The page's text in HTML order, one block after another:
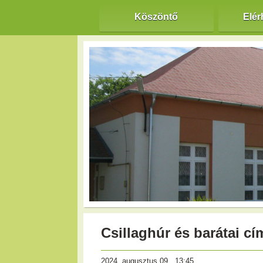
Köszöntő
Csillaghúr és barátai
2024. augusztus 09., 13:45